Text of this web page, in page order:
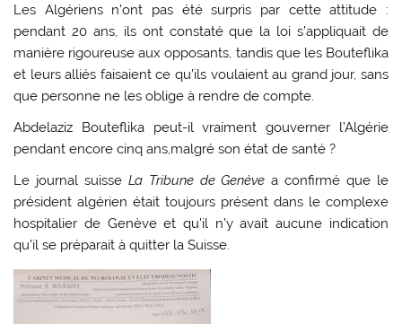
Les Algériens n’ont pas été surpris par cette attitude :
pendant 20 ans, ils ont constaté que la loi s’appliquait de
manière rigoureuse aux opposants, tandis que les Bouteflika
et leurs alliés faisaient ce qu’ils voulaient au grand jour, sans
que personne ne les oblige à rendre de compte.
Abdelaziz Bouteflika peut-il vraiment gouverner l’Algérie
pendant encore cinq ans,malgré son état de santé ?
Le journal suisse La Tribune de Genève a confirmé que le
président algérien était toujours présent dans le complexe
hospitalier de Genève et qu’il n’y avait aucune indication
qu’il se préparait à quitter la Suisse.